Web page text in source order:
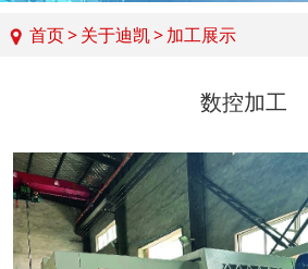
首页>关于迪凯>加工展示
数控加工